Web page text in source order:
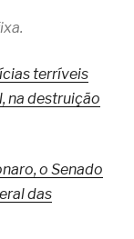
terríveis
na destruição
o Senado
das